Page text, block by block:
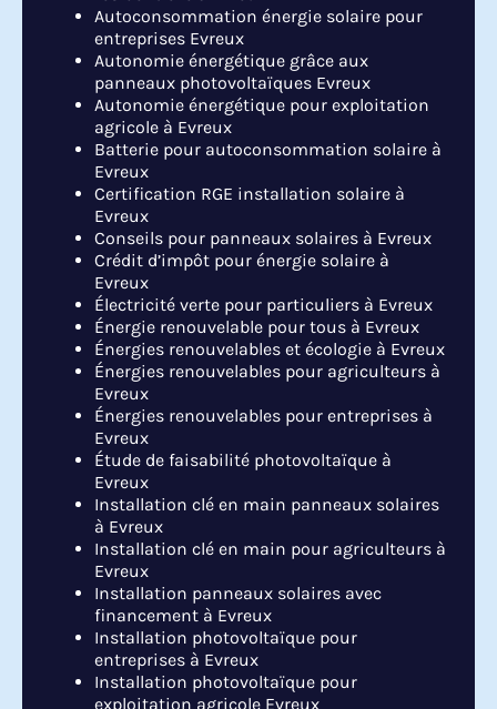
Autoconsommation énergie solaire pour
entreprises Evreux
Autonomie énergétique grâce aux
panneaux photovoltaïques Evreux
Autonomie énergétique pour exploitation
agricole à Evreux
Batterie pour autoconsommation solaire à
Evreux
Certification RGE installation solaire à
Evreux
Conseils pour panneaux solaires à Evreux
Crédit d’impôt pour énergie solaire à
Evreux
Électricité verte pour particuliers à Evreux
Énergie renouvelable pour tous à Evreux
Énergies renouvelables et écologie à Evreux
Énergies renouvelables pour agriculteurs à
Evreux
Énergies renouvelables pour entreprises à
Evreux
Étude de faisabilité photovoltaïque à
Evreux
Installation clé en main panneaux solaires
à Evreux
Installation clé en main pour agriculteurs à
Evreux
Installation panneaux solaires avec
financement à Evreux
Installation photovoltaïque pour
entreprises à Evreux
Installation photovoltaïque pour
exploitation agricole Evreux